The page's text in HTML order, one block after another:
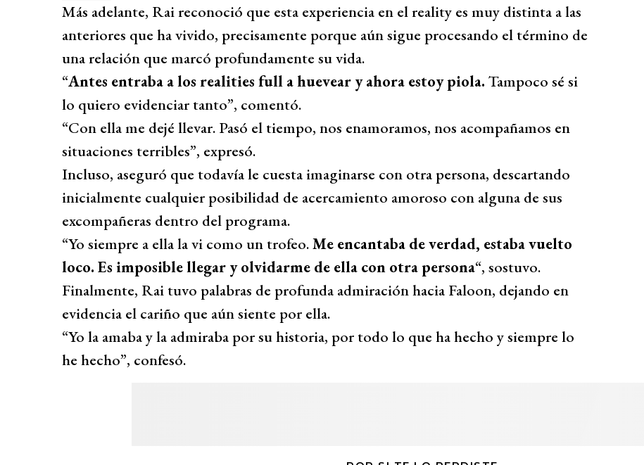
Más adelante, Rai reconoció que esta experiencia en el reality es muy distinta a las
anteriores que ha vivido, precisamente porque aún sigue procesando el término de
una relación que marcó profundamente su vida.
“Antes entraba a los realities full a huevear y ahora estoy piola. Tampoco sé si
lo quiero evidenciar tanto”, comentó.
“Con ella me dejé llevar. Pasó el tiempo, nos enamoramos, nos acompañamos en
situaciones terribles”, expresó.
Incluso, aseguró que todavía le cuesta imaginarse con otra persona, descartando
inicialmente cualquier posibilidad de acercamiento amoroso con alguna de sus
excompañeras dentro del programa.
“Yo siempre a ella la vi como un trofeo.Me encantaba de verdad, estaba vuelto
loco. Es imposible llegar y olvidarme de ella con otra persona“, sostuvo.
Finalmente, Rai tuvo palabras de profunda admiración hacia Faloon, dejando en
evidencia el cariño que aún siente por ella.
“Yo la amaba y la admiraba por su historia, por todo lo que ha hecho y siempre lo
he hecho”, confesó.